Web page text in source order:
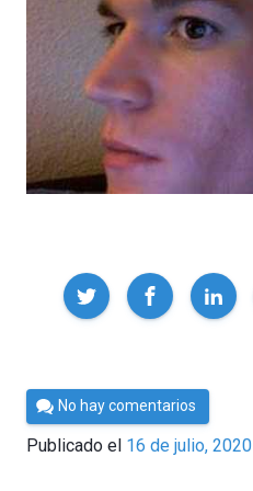
Compartir
Por
César
Tomé
No hay comentarios
Publicado el 16 de julio, 2020